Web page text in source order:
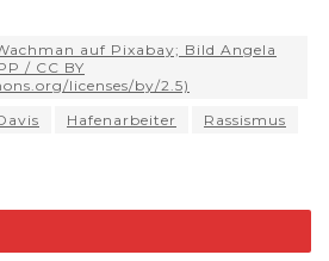
k
y
d
s
t
Li
n
auf Pixabay; Bild Angela
/ CC BY
licenses/by/2.5)
Hafenarbeiter
Rassismus